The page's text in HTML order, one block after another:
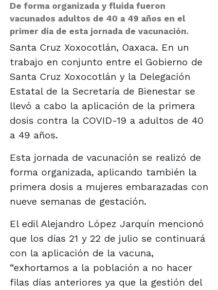
De forma organizada y fluida fueron
vacunados adultos de 40 a 49 años en el
primer día de esta jornada de vacunación.
Santa Cruz Xoxocotlán, Oaxaca. En un
trabajo en conjunto entre el Gobierno de
Santa Cruz Xoxocotlán y la Delegación
Estatal de la Secretaría de Bienestar se
llevó a cabo la aplicación de la primera
dosis contra la COVID-19 a adultos de 40
a 49 años.
Esta jornada de vacunación se realizó de
forma organizada, aplicando también la
primera dosis a mujeres embarazadas con
nueve semanas de gestación.
El edil Alejandro López Jarquín mencionó
que los días 21 y 22 de julio se continuará
con la aplicación de la vacuna,
“exhortamos a la población a no hacer
filas días anteriores ya que la gestión del